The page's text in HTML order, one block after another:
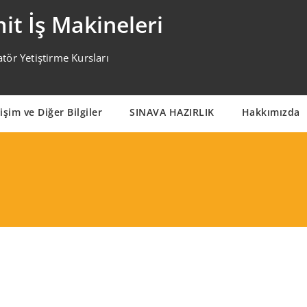
İş Makineleri
Yetiştirme Kursları
ve Diğer Bilgiler SINAVA HAZIRLIK Hakkımızda